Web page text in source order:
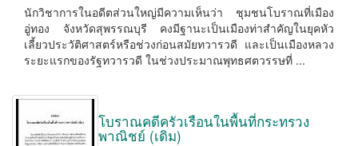
นักวิชาการในอดีตส่วนใหญ่มีความเห็นว่า ชุมชนโบราณที่เมือง
อู่ทอง จังหวัดสุพรรณบุรี คงมีฐานะเป็นเมืองท่าสำคัญในยุคหัว
เลี้ยวประวัติศาสตร์หรือช่วงก่อนสมัยทวารวดี และเป็นเมืองหลวง
ระยะแรกของรัฐทวารวดี ในช่วงประมาณพุทธศตวรรษที่ ...
โบราณคดีครัวเรือนในพื้นที่กระทรวง
พาณิชย์ (เดิม)